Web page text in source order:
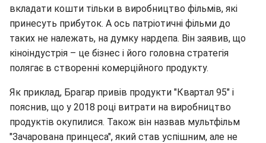
вкладати кошти тільки в виробництво фільмів, які
принесуть прибуток. А ось патріотичні фільми до
таких не належать, на думку нардепа. Він заявив, що
кіноіндустрія – це бізнес і його головна стратегія
полягає в створенні комерційного продукту.
Як приклад, Брагар привів продукти "Квартал 95" і
пояснив, що у 2018 році витрати на виробництво
продуктів окупилися. Також він назвав мультфільм
"Зачарована принцеса", який став успішним, але не